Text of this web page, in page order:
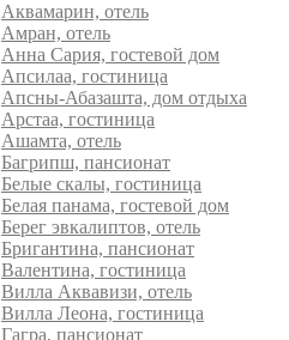
Аквамарин, отель
Амран, отель
Анна Сария, гостевой дом
Апсилаа, гостиница
Апсны-Абазашта, дом отдыха
Арстаа, гостиница
Ашамта, отель
Багрипш, пансионат
Белые скалы, гостиница
Белая панама, гостевой дом
Берег эвкалиптов, отель
Бригантина, пансионат
Валентина, гостиница
Вилла Аквавизи, отель
Вилла Леона, гостиница
Гагра, пансионат